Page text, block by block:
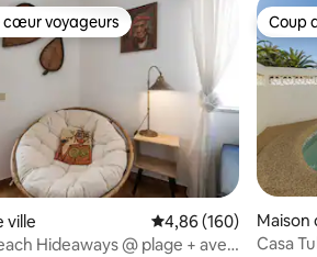
cœur voyageurs
cœur voyageurs
ville Évaluation moyenne
4,86 (160)
Hideaways @ plage + avec
Coup
Coup
Maison
Casa